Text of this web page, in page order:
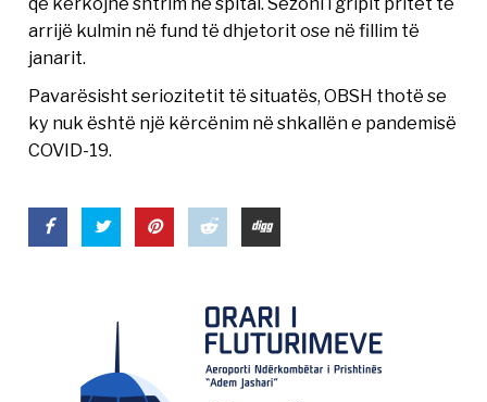
arrijë kulmin në fund të dhjetorit ose në fillim të
janarit.
Pavarësisht seriozitetit të situatës, OBSH thotë se
ky nuk është një kërcënim në shkallën e pandemisë
COVID-19.